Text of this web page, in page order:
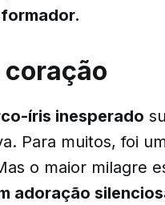
íris inesperado
Para muitos, foi
o maior milagre
adoração